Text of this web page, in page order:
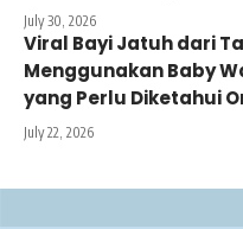
July 30, 2026
Viral Bayi Jatuh dari
Menggunakan Baby
yang Perlu Diketahui
July 22, 2026